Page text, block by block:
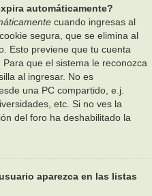
automáticamente?
cuando ingresas al
segura, que se elimina al
Esto previene que tu cuenta
que el sistema le reconozca
al ingresar. No es
una PC compartido, e.j.
etc. Si no ves la
del foro ha deshabilitado la
aparezca en las listas